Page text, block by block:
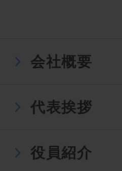
会社概要
代表挨拶
役員紹介